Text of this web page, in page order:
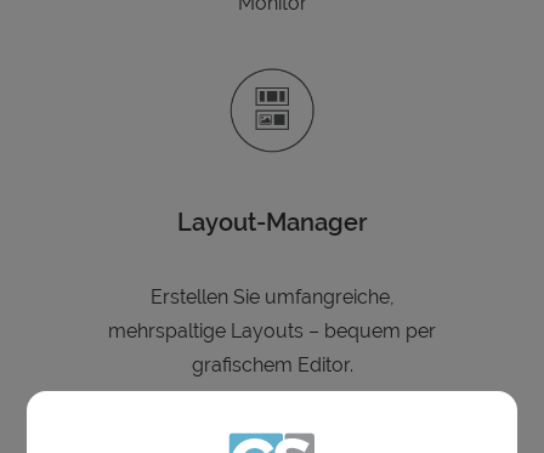
Layout-Manager
Erstellen Sie umfangreiche,
mehrspaltige Layouts – bequem per
grafischem Editor.